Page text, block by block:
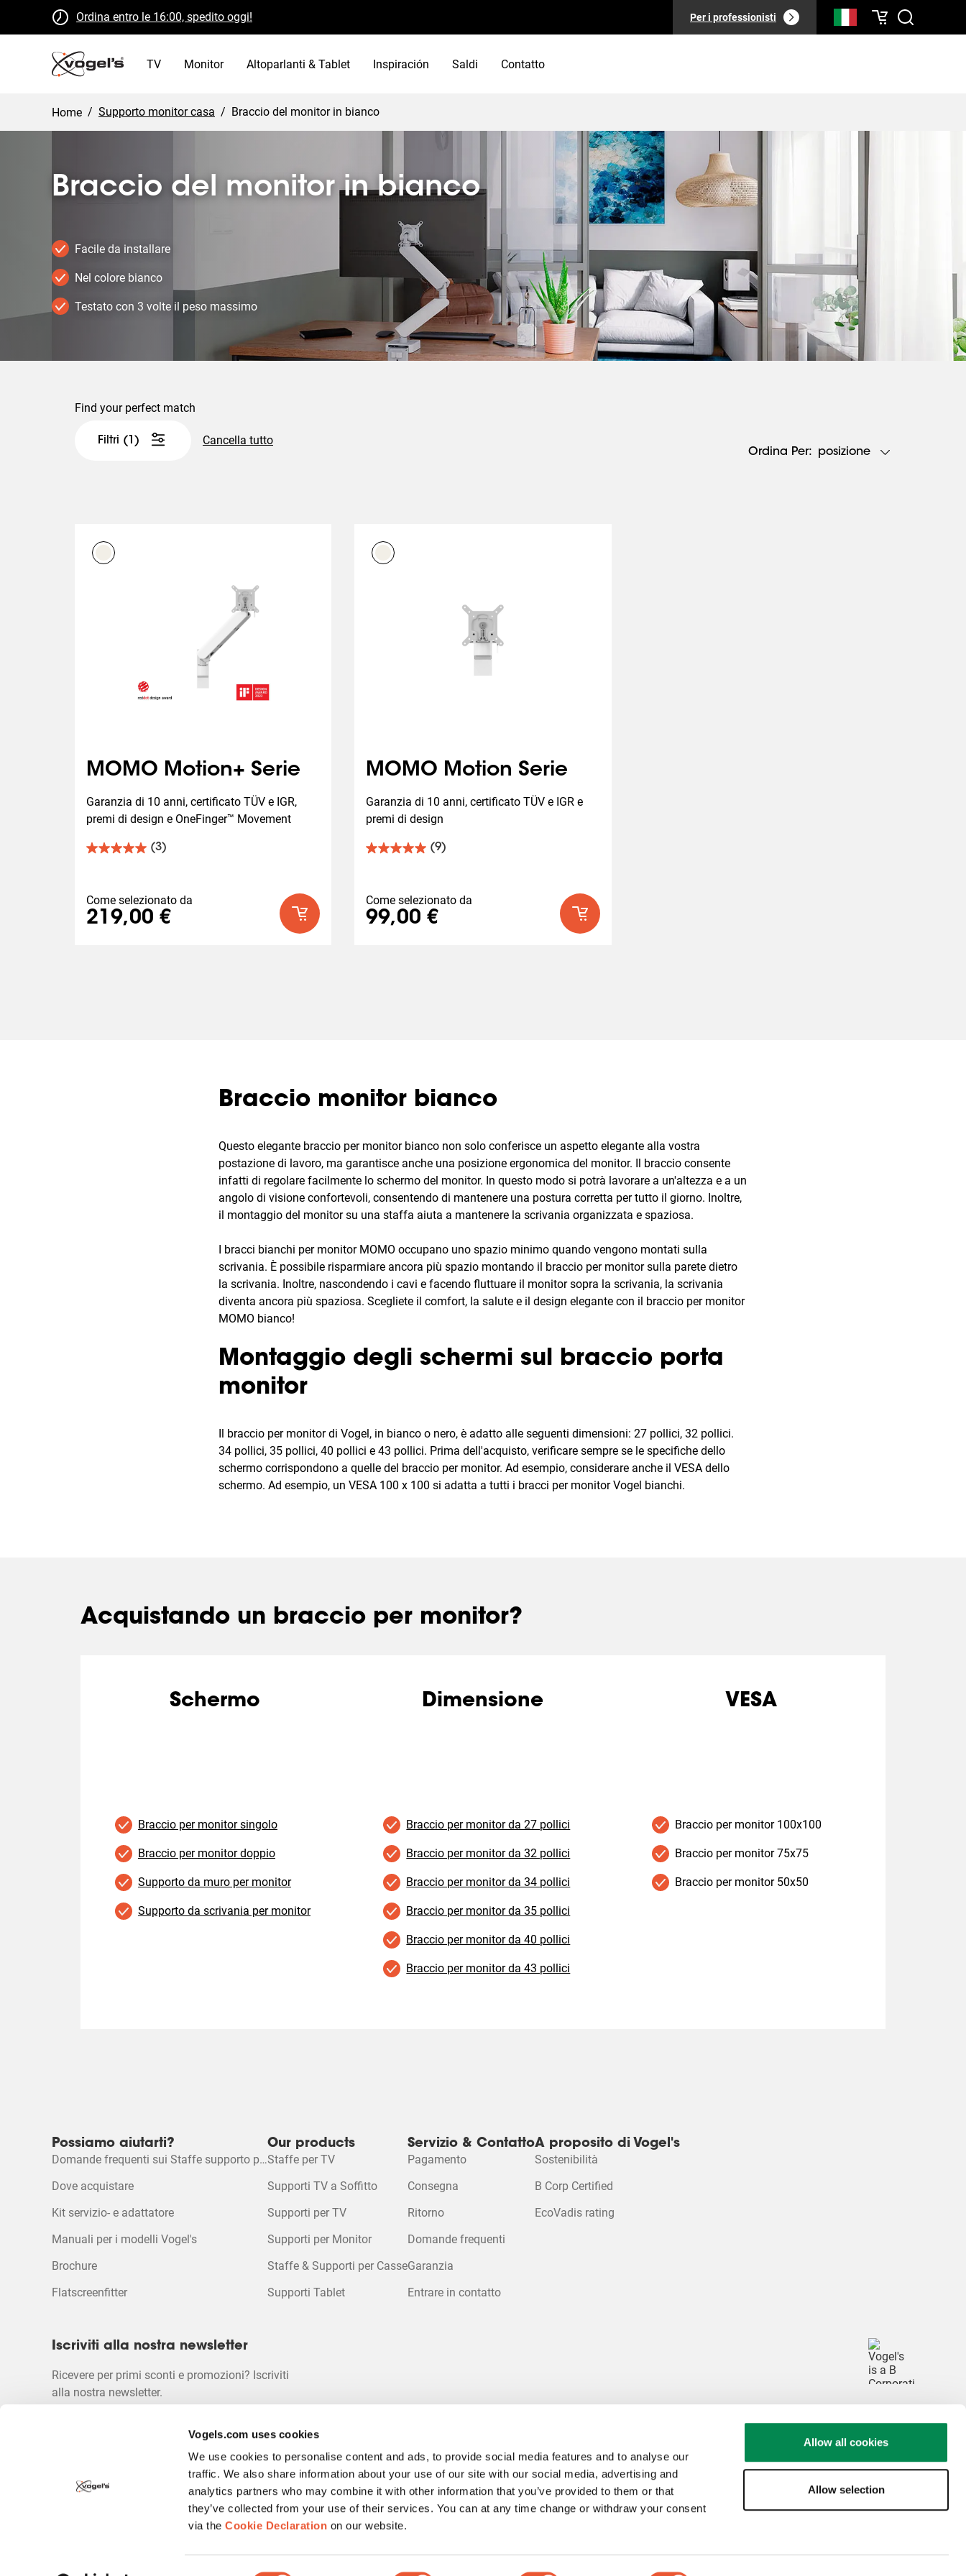
Vogels.com uses cookies
We use cookies to personalise content and ads, to provide social media features and to analyse our
traffic. We also share information about your use of our site with our social media, advertising and
analytics partners who may combine it with other information that you’ve provided to them or that
they’ve collected from your use of their services. You can at any time change or withdraw your consent
via theCookie Declaration on our website.
Allow all cookies
Allow selection
Ordina entro le 16:00, spedito oggi!
Restituzione gratuita entro 30 giorni
Certificato B Corp
Per i professionisti
TV Monitor Altoparlanti & Tablet Inspiración Saldi Contatto
Home / Supporto monitor casa / Braccio del monitor in bianco
Braccio del monitor in bianco
Facile da installare
Nel colore bianco
Testato con 3 volte il peso massimo
Find your perfect match
Filtri (1) Cancella tutto
Ordina Per: posizione
MOMO Motion+ Serie
Garanzia di 10 anni, certificato TÜV e IGR,
premi di design e OneFinger™ Movement
(3)
5.0
stelle.
3
recensioni
Come selezionato da
219,00 €
MOMO Motion Serie
Garanzia di 10 anni, certificato TÜV e IGR e
premi di design
(9)
5.0
stelle.
9
recensioni
Come selezionato da
99,00 €
Braccio monitor bianco
Questo elegante braccio per monitor bianco non solo conferisce un aspetto elegante alla vostra
postazione di lavoro, ma garantisce anche una posizione ergonomica del monitor. Il braccio consente
infatti di regolare facilmente lo schermo del monitor. In questo modo si potrà lavorare a un'altezza e a un
angolo di visione confortevoli, consentendo di mantenere una postura corretta per tutto il giorno. Inoltre,
il montaggio del monitor su una staffa aiuta a mantenere la scrivania organizzata e spaziosa.
I bracci bianchi per monitor MOMO occupano uno spazio minimo quando vengono montati sulla
scrivania. È possibile risparmiare ancora più spazio montando il braccio per monitor sulla parete dietro
la scrivania. Inoltre, nascondendo i cavi e facendo fluttuare il monitor sopra la scrivania, la scrivania
diventa ancora più spaziosa. Scegliete il comfort, la salute e il design elegante con il braccio per monitor
MOMO bianco!
Montaggio degli schermi sul braccio porta
monitor
Il braccio per monitor di Vogel, in bianco o nero, è adatto alle seguenti dimensioni: 27 pollici, 32 pollici.
34 pollici, 35 pollici, 40 pollici e 43 pollici. Prima dell'acquisto, verificare sempre se le specifiche dello
schermo corrispondono a quelle del braccio per monitor. Ad esempio, considerare anche il VESA dello
schermo. Ad esempio, un VESA 100 x 100 si adatta a tutti i bracci per monitor Vogel bianchi.
Acquistando un braccio per monitor?
Schermo
Braccio per monitor singolo
Braccio per monitor doppio
Supporto da muro per monitor
Supporto da scrivania per monitor
Dimensione
Braccio per monitor da 27 pollici
Braccio per monitor da 32 pollici
Braccio per monitor da 34 pollici
Braccio per monitor da 35 pollici
Braccio per monitor da 40 pollici
Braccio per monitor da 43 pollici
VESA
Braccio per monitor 100x100
Braccio per monitor 75x75
Braccio per monitor 50x50
Possiamo aiutarti?
Domande frequenti sui Staffe supporto per TV
Dove acquistare
Kit servizio- e adattatore
Manuali per i modelli Vogel's
Brochure
Flatscreenfitter
Our products
Staffe per TV
Supporti TV a Soffitto
Supporti per TV
Supporti per Monitor
Staffe & Supporti per Casse
Supporti Tablet
Servizio & Contatto
Pagamento
Consegna
Ritorno
Domande frequenti
Garanzia
Entrare in contatto
A proposito di Vogel's
Sostenibilità
B Corp Certified
EcoVadis rating
Iscriviti alla nostra newsletter
Ricevere per primi sconti e promozioni? Iscriviti
alla nostra newsletter.
Politica sulla privacy Dichiarazione di non responsabilità Cookies